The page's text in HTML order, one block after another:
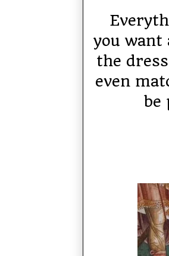
you want
the
even
be